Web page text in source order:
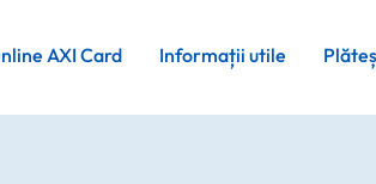
AXI Card Informații utile